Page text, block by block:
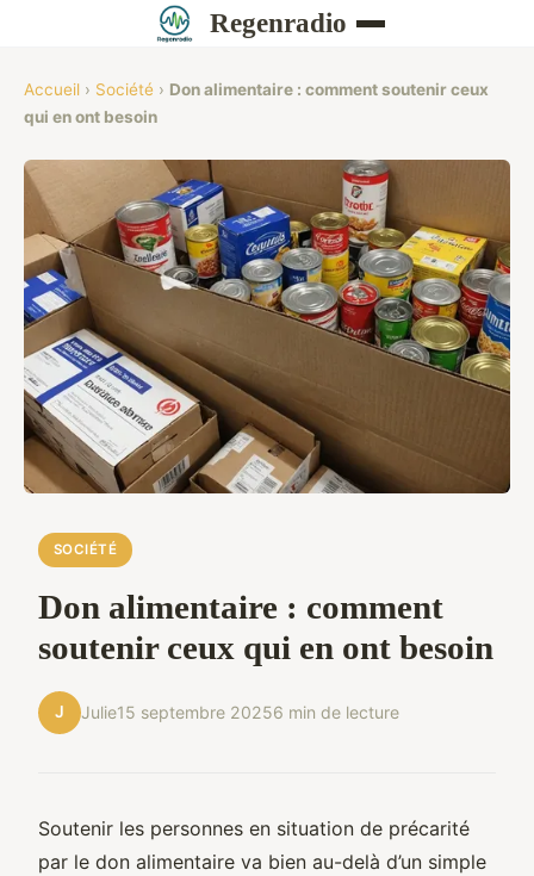
Regenradio
Accueil › Société › Don alimentaire : comment soutenir ceux
qui en ont besoin
SOCIÉTÉ
Don alimentaire : comment
soutenir ceux qui en ont besoin
J Julie15 septembre 20256 min de lecture
Soutenir les personnes en situation de précarité
par le don alimentaire va bien au-delà d’un simple